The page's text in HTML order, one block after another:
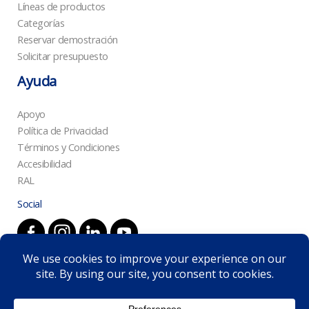
Líneas de productos
Categorías
Reservar demostración
Solicitar presupuesto
Ayuda
Apoyo
Política de Privacidad
Términos y Condiciones
Accesibilidad
RAL
Social